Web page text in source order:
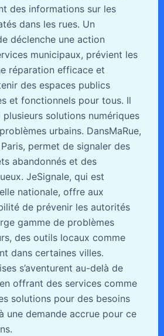
des informations sur les
dans les rues. Un
déclenche une action
municipaux, prévient les
réparation efficace et
des espaces publics
et fonctionnels pour tous. Il
plusieurs solutions numériques
urbains. DansMaRue,
permet de signaler des
abandonnés et des
JeSignale, qui est
nationale, offre aux
de prévenir les autorités
gamme de problèmes
des outils locaux comme
dans certaines villes.
s’aventurent au-delà de
offrant des services comme
solutions pour des besoins
une demande accrue pour ce